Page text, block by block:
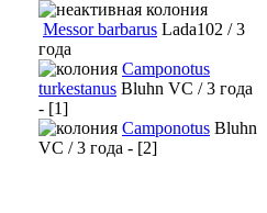
Messor barbarus Lada102 / 3
года
Camponotus
turkestanus Bluhn VC / 3 года
- [1]
Camponotus Bluhn
VC / 3 года - [2]